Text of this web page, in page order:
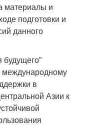
материалы и
подготовки и
данного
будущего”
в
Азии к